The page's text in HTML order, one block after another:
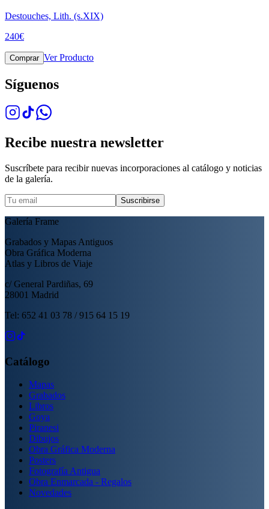
Destouches, Lith. (s.XIX)
240€
Comprar Ver Producto
Síguenos
Recibe nuestra newsletter
Suscríbete para recibir nuevas incorporaciones al catálogo y noticias
de la galería.
Suscribirse
Galería Frame
Grabados y Mapas Antiguos
Obra Gráfica Moderna
Atlas y Libros de Viaje
c/ General Pardiñas, 69
28001 Madrid
Tel: 652 41 03 78 / 915 64 15 19
Catálogo
Mapas
Grabados
Libros
Goya
Piranesi
Dibujos
Obra Gráfica Moderna
Posters
Fotografía Antigua
Obra Enmarcada - Regalos
Novedades